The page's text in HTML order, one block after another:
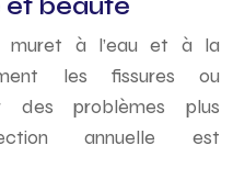
et beauté
muret à l’eau et à la
les fissures ou
des problèmes plus
annuelle est